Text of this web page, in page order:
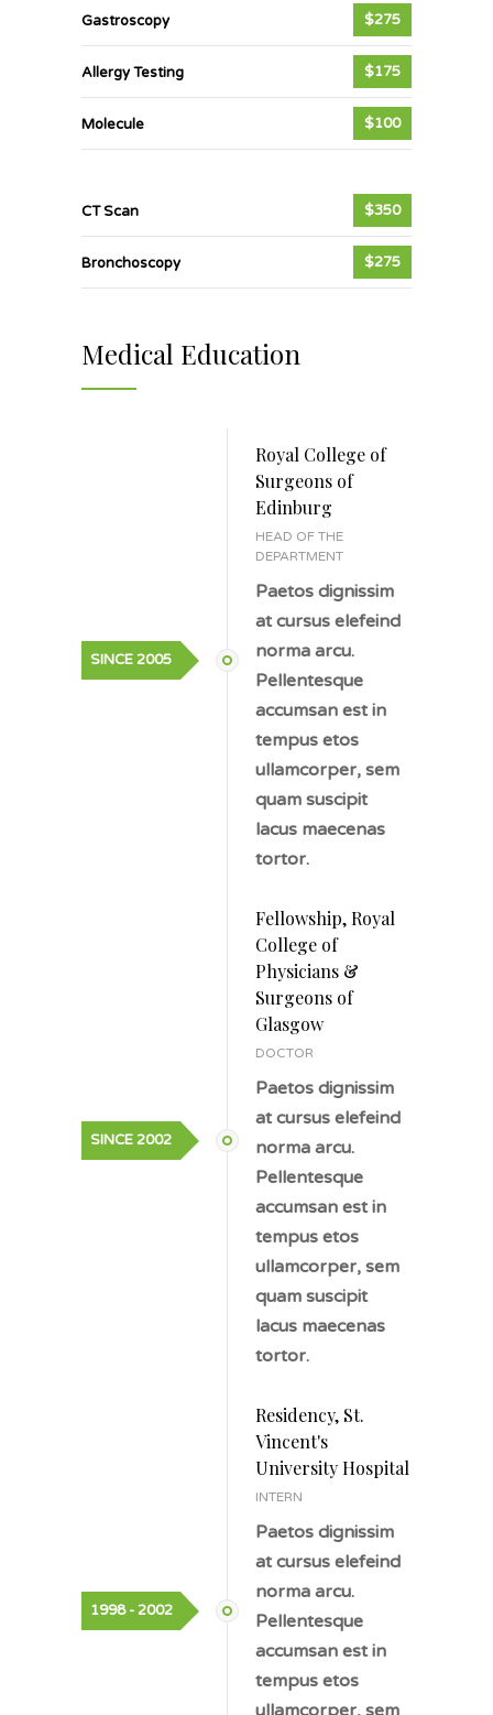
Gastroscopy $275
Allergy Testing $175
Molecule $100
CT Scan $350
Bronchoscopy $275
Medical Education
SINCE 2005
Royal College of
Surgeons of
Edinburg
HEAD OF THE
DEPARTMENT
Paetos dignissim
at cursus elefeind
norma arcu.
Pellentesque
accumsan est in
tempus etos
ullamcorper, sem
quam suscipit
lacus maecenas
tortor.
SINCE 2002
Fellowship, Royal
College of
Physicians &
Surgeons of
Glasgow
DOCTOR
Paetos dignissim
at cursus elefeind
norma arcu.
Pellentesque
accumsan est in
tempus etos
ullamcorper, sem
quam suscipit
lacus maecenas
tortor.
1998 - 2002
Residency, St.
Vincent's
University Hospital
INTERN
Paetos dignissim
at cursus elefeind
norma arcu.
Pellentesque
accumsan est in
tempus etos